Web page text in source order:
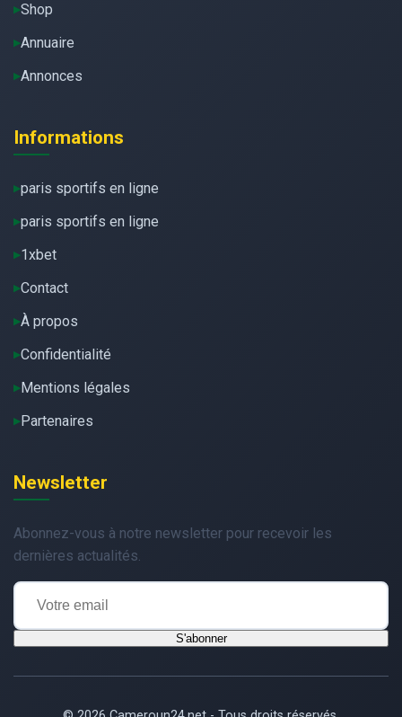
Shop
Annuaire
Annonces
Informations
paris sportifs en ligne
paris sportifs en ligne
1xbet
Contact
À propos
Confidentialité
Mentions légales
Partenaires
Newsletter
Abonnez-vous à notre newsletter pour recevoir les
dernières actualités.
S'abonner